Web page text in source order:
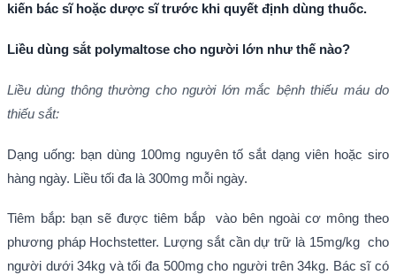
kiến bác sĩ hoặc dược sĩ trước khi quyết định dùng thuốc.
Liều dùng sắt polymaltose cho người lớn như thế nào?
Liều dùng thông thường cho người lớn mắc bệnh thiếu máu do
thiếu sắt:
Dạng uống: bạn dùng 100mg nguyên tố sắt dạng viên hoặc siro
hàng ngày. Liều tối đa là 300mg mỗi ngày.
Tiêm bắp: bạn sẽ được tiêm bắp vào bên ngoài cơ mông theo
phương pháp Hochstetter. Lượng sắt cần dự trữ là 15mg/kg cho
người dưới 34kg và tối đa 500mg cho người trên 34kg. Bác sĩ có